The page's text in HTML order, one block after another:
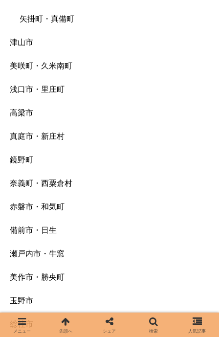
矢掛町・真備町
津山市
美咲町・久米南町
浅口市・里庄町
高梁市
真庭市・新庄村
鏡野町
奈義町・西粟倉村
赤磐市・和気町
備前市・日生
瀬戸内市・牛窓
美作市・勝央町
玉野市
総社市
メニュー 先頭へ シェア 検索 人気記事